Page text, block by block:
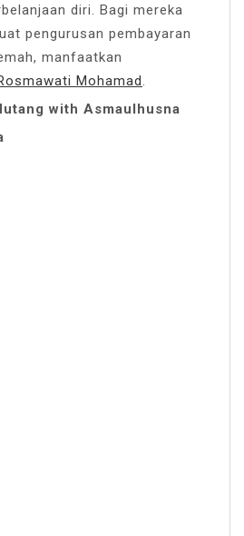
diri. Bagi mereka
pengurusan pembayaran
manfaatkan
Mohamad.
with Asmaulhusna